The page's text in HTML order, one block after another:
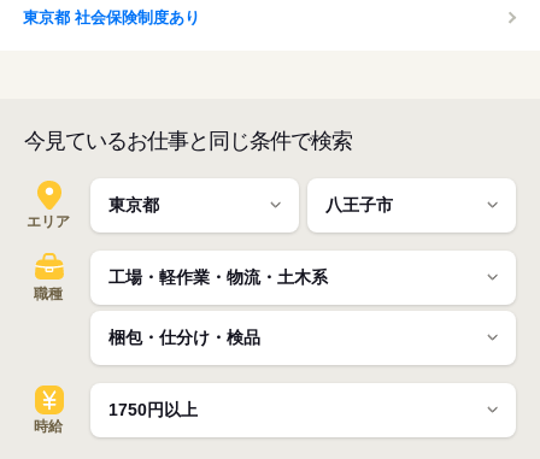
東京都 社会保険制度あり
今見ているお仕事と同じ条件で検索
エリア
職種
時給